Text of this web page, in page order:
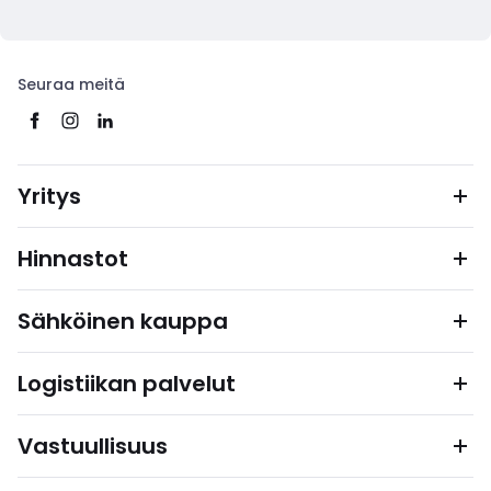
Seuraa meitä
Yritys
Hinnastot
Sähköinen kauppa
Logistiikan palvelut
Vastuullisuus